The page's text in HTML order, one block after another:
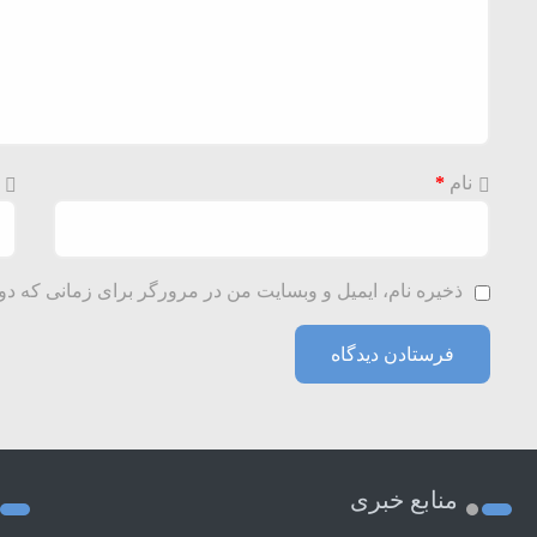
نام *
ذخیره نام، ایمیل و وبسایت من در مرورگر برای زمانی که
منابع خبری